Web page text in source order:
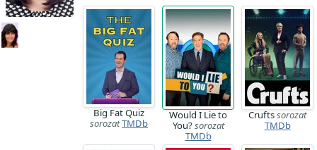
Big Fat Quiz
sorozatTMDb
Would I Lie to
You?sorozat
TMDb
Cruftssorozat
TMDb